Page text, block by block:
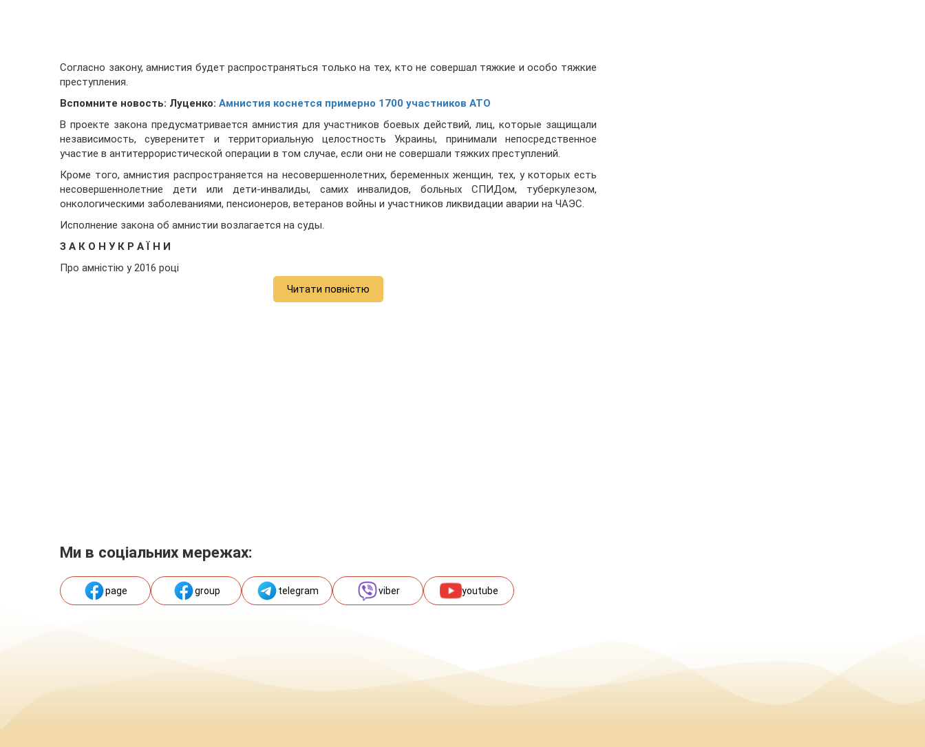
Согласно закону, амнистия будет распространяться только на тех, кто не совершал тяжкие и особо тяжкие
преступления.
Вспомните новость: Луценко: Амнистия коснется примерно 1700 участников АТО
В проекте закона предусматривается амнистия для участников боевых действий, лиц, которые защищали
независимость, суверенитет и территориальную целостность Украины, принимали непосредственное
участие в антитеррористической операции в том случае, если они не совершали тяжких преступлений.
Кроме того, амнистия распространяется на несовершеннолетних, беременных женщин, тех, у которых есть
несовершеннолетние дети или дети-инвалиды, самих инвалидов, больных СПИДом, туберкулезом,
онкологическими заболеваниями, пенсионеров, ветеранов войны и участников ликвидации аварии на ЧАЭС.
Исполнение закона об амнистии возлагается на суды.
З А К О Н У К Р А Ї Н И
Про амністію у 2016 році
Читати повністю
Ми в соціальних мережах:
page group telegram viber youtube